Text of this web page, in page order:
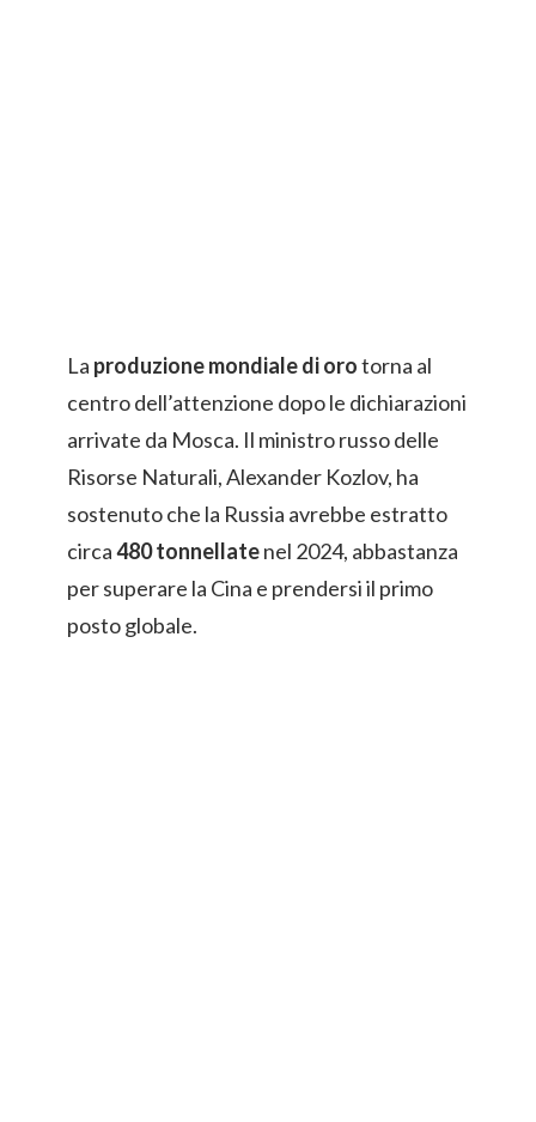
La produzione mondiale di orotorna al
centro dell’attenzione dopo le dichiarazioni
arrivate da Mosca. Il ministro russo delle
Risorse Naturali, Alexander Kozlov, ha
sostenuto che la Russia avrebbe estratto
circa480 tonnellatenel 2024, abbastanza
per superare la Cina e prendersi il primo
posto globale.